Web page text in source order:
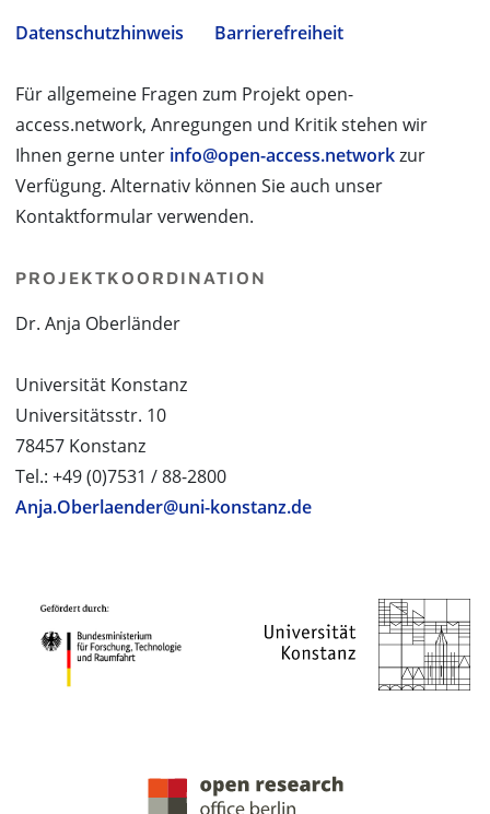
Datenschutzhinweis
Barrierefreiheit
Für allgemeine Fragen zum Projekt open-
access.network, Anregungen und Kritik stehen wir
Ihnen gerne unter info@open-access.networkzur
Verfügung. Alternativ können Sie auch unser
Kontaktformular verwenden.
PROJEKTKOORDINATION
Dr. Anja Oberländer
Universität Konstanz
Universitätsstr. 10
78457 Konstanz
Tel.: +49 (0)7531 / 88-2800
Anja.Oberlaender@uni-konstanz.de